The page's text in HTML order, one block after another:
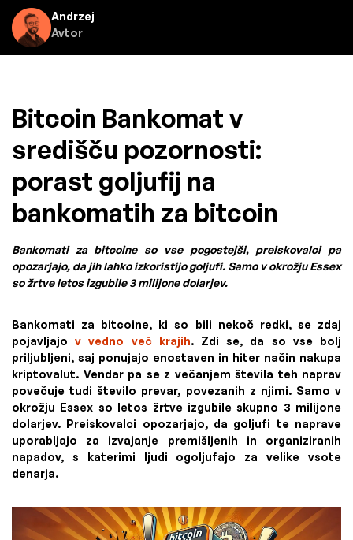
Andrzej
Avtor
Bitcoin Bankomat v
središču pozornosti:
porast goljufij na
bankomatih za bitcoin
Bankomati za bitcoine so vse pogostejši, preiskovalci pa
opozarjajo, da jih lahko izkoristijo goljufi. Samo v okrožju Essex
so žrtve letos izgubile 3 milijone dolarjev.
Bankomati za bitcoine, ki so bili nekoč redki, se zdaj
pojavljajov vedno več krajih. Zdi se, da so vse bolj
priljubljeni, saj ponujajo enostaven in hiter način nakupa
kriptovalut. Vendar pa se z večanjem števila teh naprav
povečuje tudi število prevar, povezanih z njimi. Samo v
okrožju Essex so letos žrtve izgubile skupno 3 milijone
dolarjev. Preiskovalci opozarjajo, da goljufi te naprave
uporabljajo za izvajanje premišljenih in organiziranih
napadov, s katerimi ljudi ogoljufajo za velike vsote
denarja.